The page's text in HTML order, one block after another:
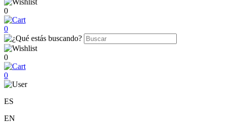
0
0
0
0
ES
EN